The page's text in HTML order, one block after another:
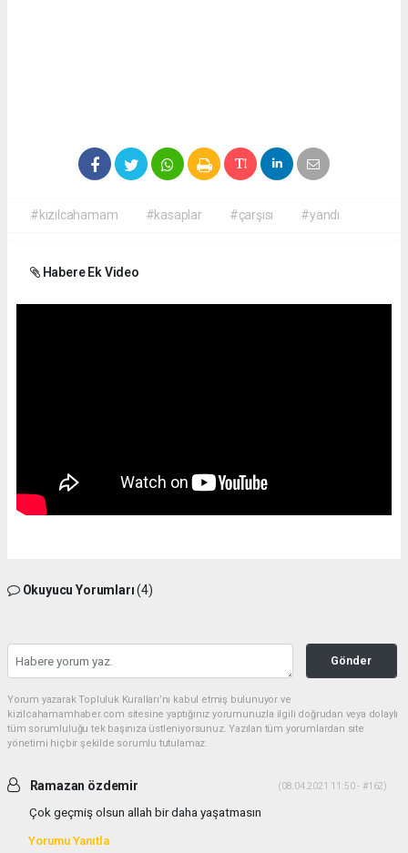
#kızılcahamam #kasaplar #çarşısı #yandı
Habere Ek Video
Okuyucu Yorumları(4)
Gönder
Yorum yazarak Topluluk Kuralları’nı kabul etmiş bulunuyor ve
kizilcahamamhaber.com sitesine yaptığınız yorumunuzla ilgili doğrudan veya dolaylı
tüm sorumluluğu tek başınıza üstleniyorsunuz. Yazılan tüm yorumlardan site
yönetimi hiçbir şekilde sorumlu tutulamaz.
Ramazan özdemir (08.04.2021 11:50 - #162)
Çok geçmiş olsun allah bir daha yaşatmasın
Yorumu Yanıtla